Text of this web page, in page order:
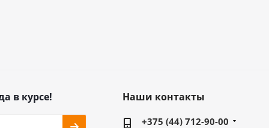
в курсе! Наши контакты
+375 (44) 712-90-00